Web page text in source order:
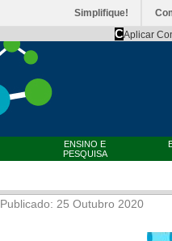
Simplifique!
CAplicar
ENSINO E
PESQUISA
Publicado: 25 Outubro 2020